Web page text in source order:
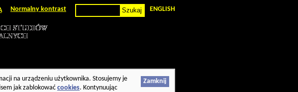
Normalny kontrast ENGLISH
Zamknij
na urządzeniu użytkownika. Stosujemy je
jak zablokowaćcookies. Kontynuując